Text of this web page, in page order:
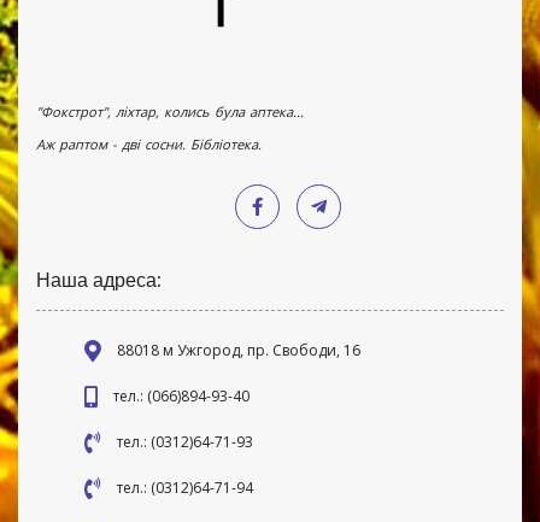
"Фокстрот", ліхтар, колись була аптека...
Аж раптом - дві сосни. Бібліотека.
Наша адреса:
88018 м Ужгород, пр. Свободи, 16
тел.: (066)894-93-40
тел.: (0312)64-71-93
тел.: (0312)64-71-94